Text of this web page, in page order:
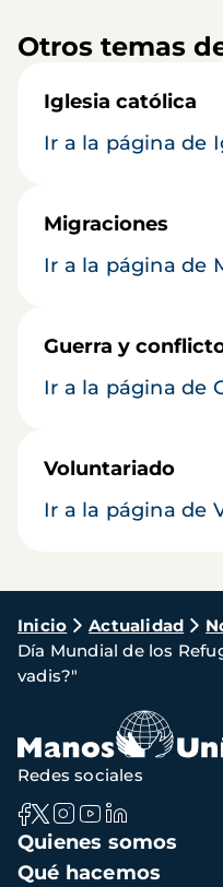
Otros temas
Iglesia católica
Ir a la página de
Migraciones
Ir a la página de
Guerra y
Ir a la página de
Voluntariado
Ir a la página de
Ruta
de
navegación
Inicio Actualidad
Día Mundial de los
vadis?"
Navegación
principal
Quienes somos
Qué hacemos
Redes sociales